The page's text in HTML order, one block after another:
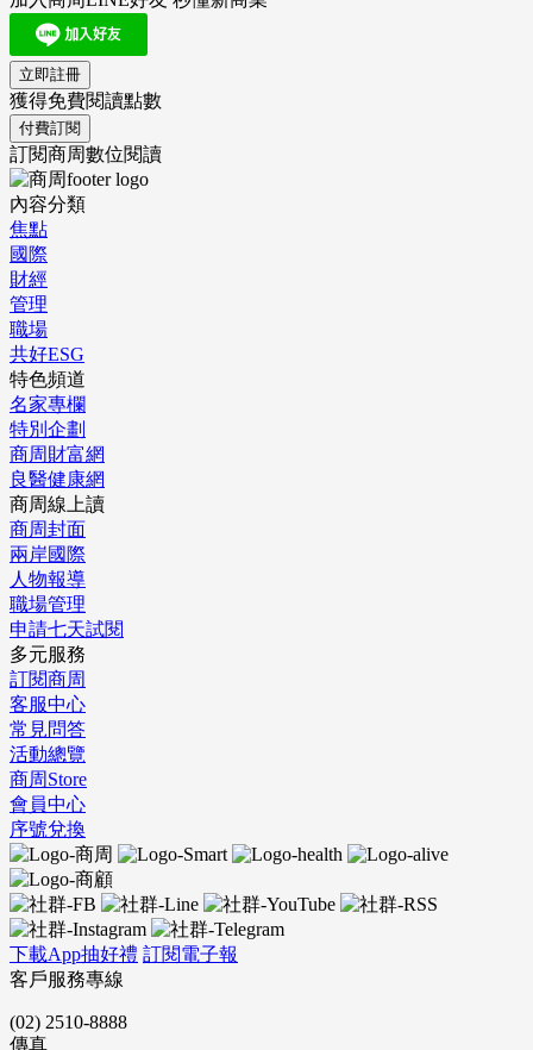
立即註冊
獲得免費閱讀點數
付費訂閱
訂閱商周數位閱讀
內容分類
焦點
國際
財經
管理
職場
共好ESG
特色頻道
名家專欄
特別企劃
商周財富網
良醫健康網
商周線上讀
商周封面
兩岸國際
人物報導
職場管理
申請七天試閱
多元服務
訂閱商周
客服中心
常見問答
活動總覽
商周Store
會員中心
序號兌換
下載App抽好禮 訂閱電子報
客戶服務專線
(02) 2510-8888
傳真